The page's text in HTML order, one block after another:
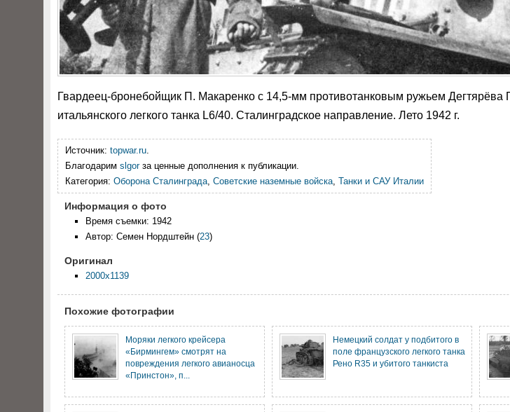
Гвардеец-бронебойщик П. Макаренко с 14,5-мм противотанковым ружьем Дегтярёва
итальянского легкого танка L6/40. Сталинградское направление. Лето 1942 г.
Источник: topwar.ru.
Благодарим slgorза ценные дополнения к публикации.
Категория: Оборона Сталинграда, Советские наземные войска, Танки и САУ Италии
Информация о фото
Время съемки: 1942
Автор: Семен Нордштейн (23)
Оригинал
2000x1139
Похожие фотографии
Моряки легкого крейсера
«Бирмингем» смотрят на
повреждения легкого авианосца
«Принстон», п...
Немецкий солдат у подбитого в
поле французского легкого танка
Рено R35 и убитого танкиста